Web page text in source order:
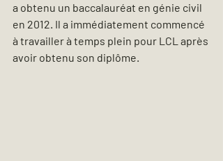
a obtenu un baccalauréat en génie civil
en 2012. Il a immédiatement commencé
à travailler à temps plein pour LCL après
avoir obtenu son diplôme.